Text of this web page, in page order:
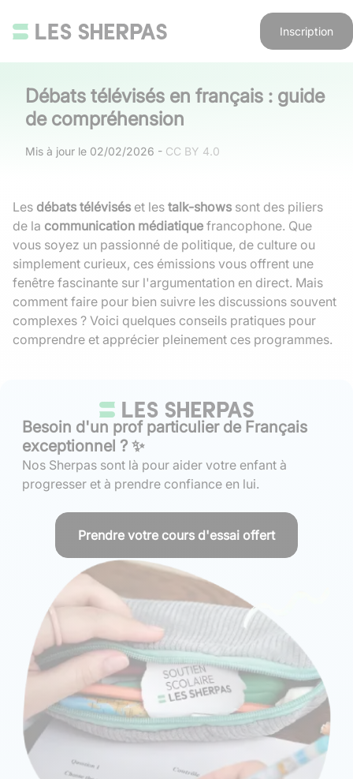
Inscription
Débats télévisés en français : guide
de compréhension
Mis à jour le 02/02/2026 - CC BY 4.0
Les débats télévisés et les talk-shows sont des piliers
de la communication médiatique francophone. Que
vous soyez un passionné de politique, de culture ou
simplement curieux, ces émissions vous offrent une
fenêtre fascinante sur l'argumentation en direct. Mais
comment faire pour bien suivre les discussions souvent
complexes ? Voici quelques conseils pratiques pour
comprendre et apprécier pleinement ces programmes.
Besoin d'un prof particulier de Français
exceptionnel ? ✨
Nos Sherpas sont là pour aider votre enfant à
progresser et à prendre confiance en lui.
Prendre votre cours d'essai offert